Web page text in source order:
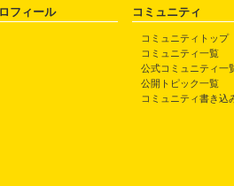
フィール コミュニティ
コミュニティトップ
コミュニティ一覧
公式コミュニティ一
公開トピック一覧
コミュニティ書き込